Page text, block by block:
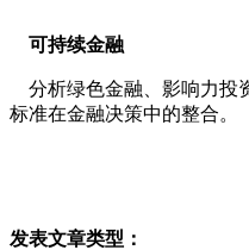
可持续金融
分析绿色金融、影响力投
标准在金融决策中的整合。
发表文章类型：